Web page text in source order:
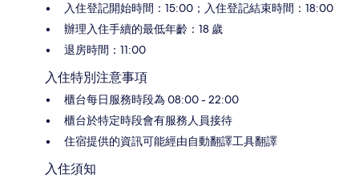
入住登記開始時間：15:00；入住登記結束時間：18:00
辦理入住手續的最低年齡：18 歲
退房時間：11:00
入住特別注意事項
櫃台每日服務時段為 08:00 - 22:00
櫃台於特定時段會有服務人員接待
住宿提供的資訊可能經由自動翻譯工具翻譯
入住須知